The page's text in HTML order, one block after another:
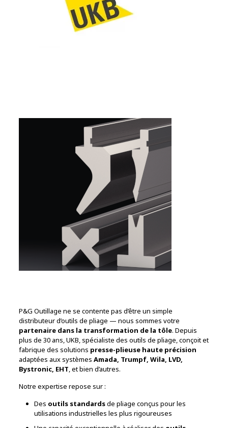
P&G Outillage ne se contente pas d’être un simple
distributeur d’outils de pliage — nous sommes votre
partenaire dans la transformation de la tôle. Depuis
plus de 30 ans, UKB, spécialiste des outils de pliage, conçoit et
fabrique des solutions presse-plieuse haute précision
adaptées aux systèmes Amada, Trumpf, Wila, LVD,
Bystronic, EHT, et bien d’autres.
Notre expertise repose sur :
Des outils standardsde pliage conçus pour les
utilisations industrielles les plus rigoureuses